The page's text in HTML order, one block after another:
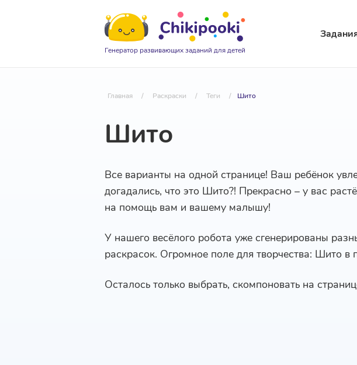
Генератор развивающих заданий для детей
Главная / Раскраски / Теги / Шито
Шито
Все варианты на одной странице! Ваш ребёнок
догадались, что это Шито?! Прекрасно – у вас
на помощь вам и вашему малышу!
У нашего весёлого робота уже сгенерированы
раскрасок. Огромное поле для творчества: Шито
Осталось только выбрать, скомпоновать на